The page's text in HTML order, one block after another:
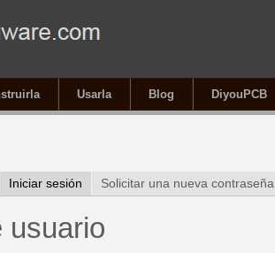
Usarla Blog DiyouPCB
aquí
Iniciar sesión (solapa activa)
Solicitar una nueva contraseña
usuario